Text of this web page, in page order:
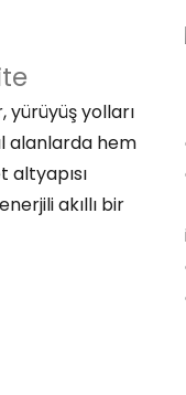
yolları
alanlarda hem
altyapısı
akıllı bir